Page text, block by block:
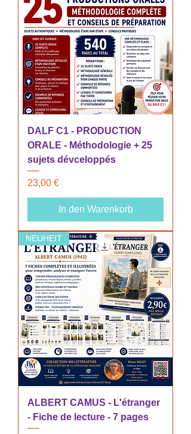
DALF C1 - PRODUCTION
ORALE - Méthodologie + 25
sujets dévceloppés
Preis
23,00 €
In den Warenkorb
NEUHEIT
ALBERT CAMUS - L'étranger
- Fiche de lecture - 7 pages